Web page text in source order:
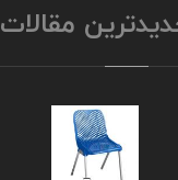
مقالات